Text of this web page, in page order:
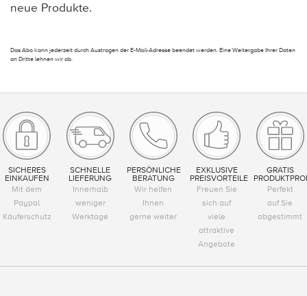
neue Produkte.
Das Abo kann jederzeit durch Austragen der E-Mail-Adresse beendet werden. Eine Weitergabe Ihrer Daten
an Dritte lehnen wir ab.
SICHERES
EINKAUFEN
Mit dem
Paypal
Käuferschutz
SCHNELLE
LIEFERUNG
Innerhalb
weniger
Werktage
PERSÖNLICHE
BERATUNG
Wir helfen
Ihnen
gerne weiter
EXKLUSIVE
PREISVORTEILE
Freuen Sie
sich auf
viele
attraktive
Angebote
GRATIS
Perfekt
auf Sie
abgestimmt